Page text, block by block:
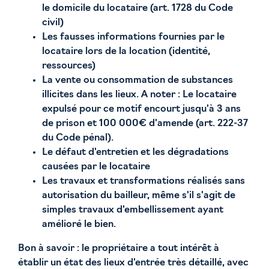
le domicile du locataire (art. 1728 du Code
civil)
Les fausses informations fournies par le
locataire lors de la location (identité,
ressources)
La vente ou consommation de substances
illicites dans les lieux. A noter : Le locataire
expulsé pour ce motif encourt jusqu'à 3 ans
de prison et 100 000€ d'amende (art. 222-37
du Code pénal).
Le défaut d'entretien et les dégradations
causées par le locataire
Les travaux et transformations réalisés sans
autorisation du bailleur, même s'il s'agit de
simples travaux d'embellissement ayant
amélioré le bien.
Bon à savoir : le propriétaire a tout intérêt à
établir un état des lieux d'entrée très détaillé, avec